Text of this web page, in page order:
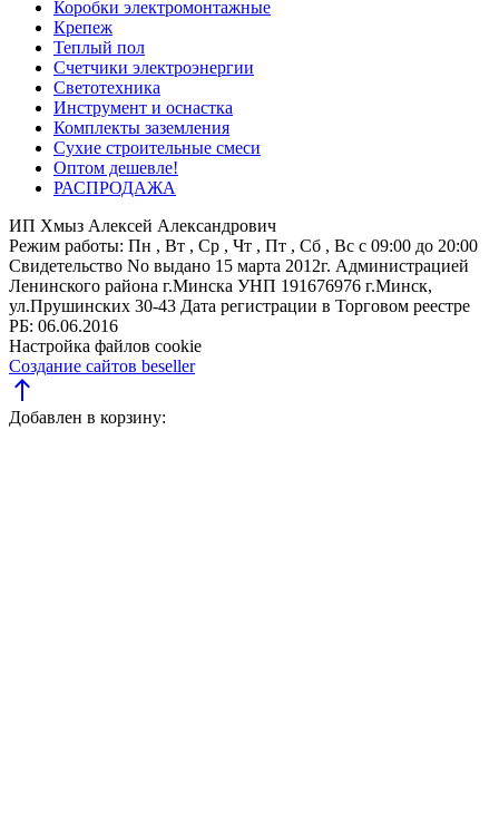
Коробки электромонтажные
Крепеж
Теплый пол
Счетчики электроэнергии
Светотехника
Инструмент и оснастка
Комплекты заземления
Сухие строительные смеси
Оптом дешевле!
РАСПРОДАЖА
ИП Хмыз Алексей Александрович
Режим работы: Пн , Вт , Ср , Чт , Пт , Сб , Вс c 09:00 до 20:00
Свидетельство No выдано 15 марта 2012г. Администрацией
Ленинского района г.Минска УНП 191676976 г.Минск,
ул.Прушинских 30-43 Дата регистрации в Торговом реестре
РБ: 06.06.2016
Настройка файлов cookie
Создание сайтов beseller
north
Добавлен в корзину: